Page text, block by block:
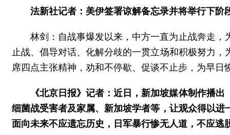
法新社记者：美伊签署谅解备忘录并将举行下
林剑：自战事爆发以来，中方一直为止战奔走
止战、倡导对话、化解分歧的一贯立场和积极努力
席四点主张精神，劝和不停歇、促谈不止步，为早
《北京日报》记者：近日，新加坡媒体制作播
细菌战受害者及家属、新加坡学者等，让观众得以
面向未来不应遗忘历史，日军暴行惨无人道，不应逃